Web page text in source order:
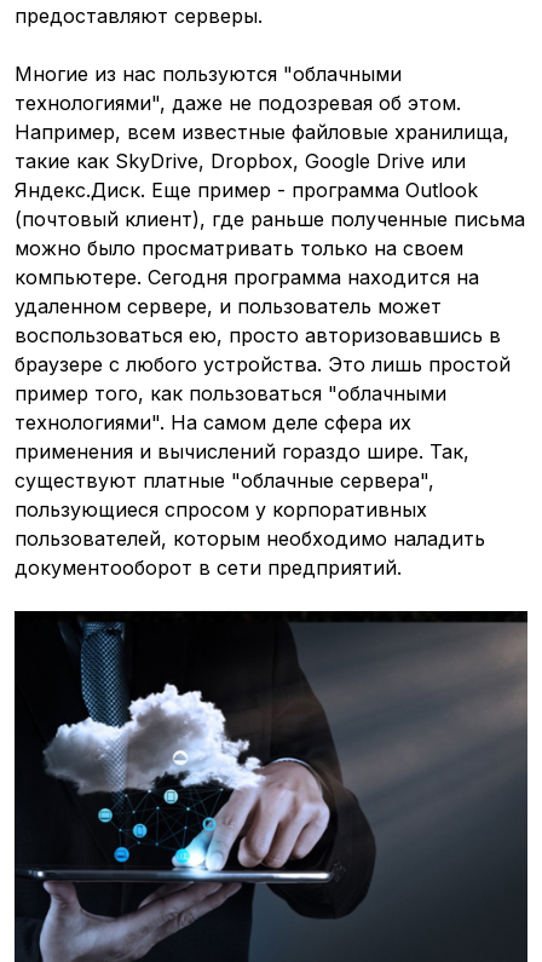
предоставляют серверы.
Многие из нас пользуются "облачными
технологиями", даже не подозревая об этом.
Например, всем известные файловые хранилища,
такие как SkyDrive, Dropbox, Google Drive или
Яндекс.Диск. Еще пример - программа Outlook
(почтовый клиент), где раньше полученные письма
можно было просматривать только на своем
компьютере. Сегодня программа находится на
удаленном сервере, и пользователь может
воспользоваться ею, просто авторизовавшись в
браузере с любого устройства. Это лишь простой
пример того, как пользоваться "облачными
технологиями". На самом деле сфера их
применения и вычислений гораздо шире. Так,
существуют платные "облачные сервера",
пользующиеся спросом у корпоративных
пользователей, которым необходимо наладить
документооборот в сети предприятий.